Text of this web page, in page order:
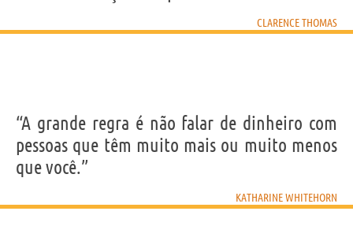
CLARENCE THOMAS
“A grande regra é não falar de dinheiro com
pessoas que têm muito mais ou muito menos
que você.”
KATHARINE WHITEHORN